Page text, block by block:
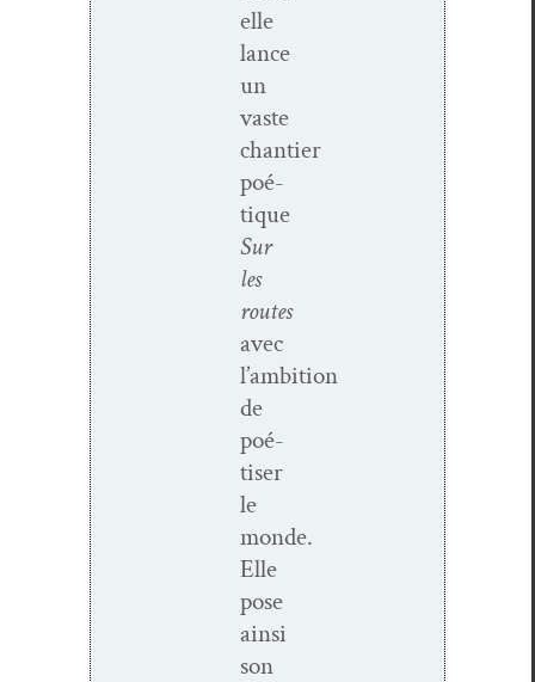
elle
lance
un
vaste
chantier
poé­
tique
Sur
les
routes
avec
l’ambition
de
poé­
tis­er
le
monde.
Elle
pose
ain­si
son